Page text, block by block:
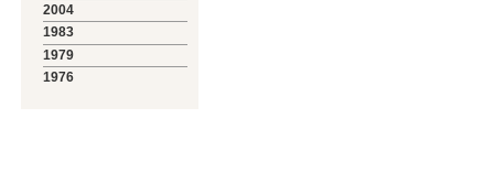
2004
1983
1979
1976